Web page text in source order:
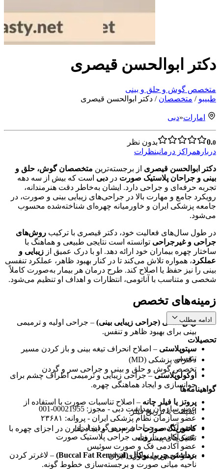
دکتر ابوالحسن قیصری
متخصص گوش و حلق و بینی
طبیبو / متخصصان / دکتر ابوالحسن قیصری
امارات«دبی
0.0
بدون نظر
دربارهمراکز درمانینظرات
دکتر ابوالحسن قیصری از برجسته‌ترین متخصصان گوش، حلق و
بینی و جراحان پلاستیک صورت در دبی است که بیش از سه دهه
تجربه حرفه‌ای و جراحی دارد. ایشان به‌خاطر دقت هنرمندانه،
رویکرد جامع و مهارت بالا در جراحی‌های زیبایی بینی و صورت، در
جامعه پزشکی ایران و خاورمیانه چهره‌ای شناخته‌شده محسوب
می‌شود.
در طول سال‌های فعالیت خود، دکتر قیصری با ترکیب روش‌های
جراحی و غیرجراحی توانسته است نتایجی طبیعی و هماهنگ با
ساختار چهره بیماران خود ارائه دهد. او با درک عمیق از زیبایی و
عملکرد، همواره تلاش می‌کند تا در کنار بهبود ظاهر، عملکرد تنفسی
بینی را نیز حفظ یا اصلاح کند. طرح درمان هر بیمار به‌صورت کاملاً
شخصی و متناسب با آناتومی، انتظارات و اهداف او تنظیم می‌شود.
زمینه‌های تخصص
رینوپلاستی (جراحی زیبایی بینی) – جراحی اولیه و ترمیمی
بینی برای بهبود ظاهر و تنفس.
سپتوپلاستی – اصلاح انحراف تیغه بینی و باز کردن مسیر
تنفسی.
اوکولوپلاستی– جراحی زیبایی و ترمیمی اطراف چشم برای
جوانسازی و ایجاد هماهنگی چهره.
پروتز یا فیلر چانه – اصلاح تناسبات صورت با استفاده از
ایمپلنت یا تزریق فیلر.
کانتورینگ صورت– فرم‌دهی و ایجاد تقارن در اجزای چهره با
تکنیک‌های پیشرفته.
برداشتن چربی بوکال (Buccal Fat Removal)
– لاغرتر کردن
ناحیه میانی صورت و برجسته‌سازی خطوط گونه.
ادامه مطلب
تحصیلات
دکترای پزشکی (MD)
تخصص گوش و حلق و بینی و جراحی سر و گردن
گواهینامه‌ها
عضو سازمان بهداشت دبی - مجوز: 00021955-001
عضو سازمان نظام پزشکی ایران - پروانه: ۲۳۶۸۱
عضو آکادمی جراحان سر و گردن ایران
عضو آکادمی اروپایی جراحی پلاستیک صورت
عضو آکادمی فک و صورت سوئیس
عضو انجمن راینولوژی ایران